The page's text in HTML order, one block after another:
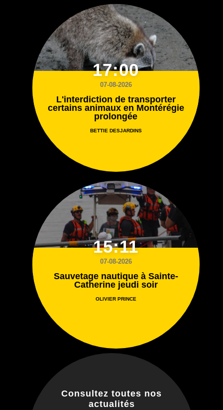
17:00
07-08-2026
L'interdiction de transporter
certains animaux en Montérégie
prolongée
BETTIE DESJARDINS
15:11
07-08-2026
Sauvetage nautique à Sainte-
Catherine jeudi soir
OLIVIER PRINCE
Consultez toutes nos
actualités